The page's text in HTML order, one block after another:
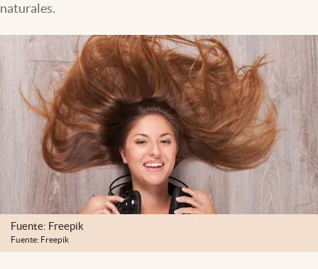
Lifestyle
naturales.
Fuente: Freepik
Fuente: Freepik